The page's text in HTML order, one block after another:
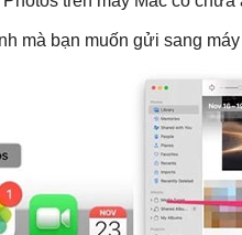
mà bạn muốn gửi sang